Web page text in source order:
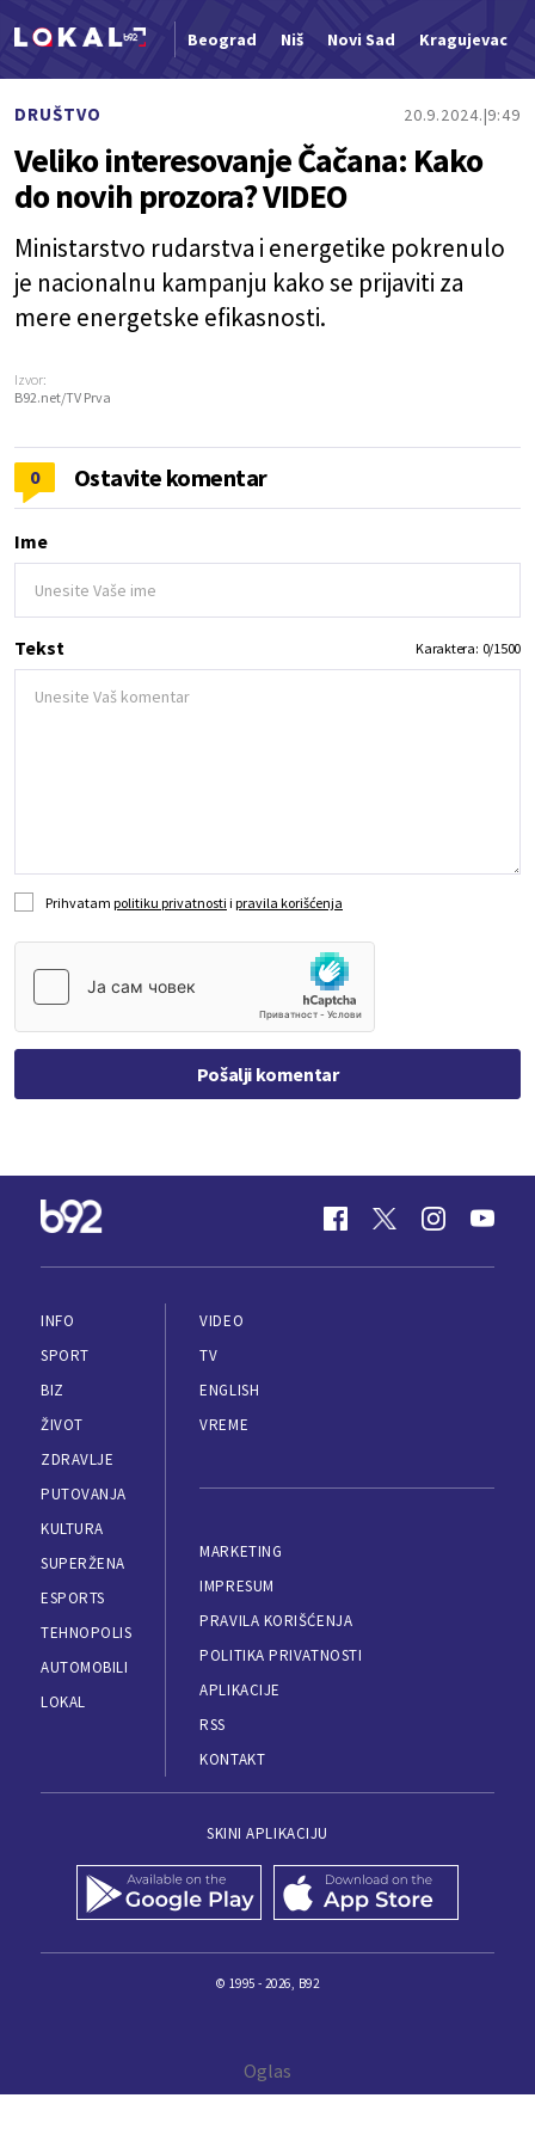
Beograd Niš Novi Sad Kragujevac
DRUŠTVO 20.9.2024. 9:49
Veliko interesovanje Čačana: Kako
do novih prozora? VIDEO
Ministarstvo rudarstva i energetike pokrenulo
je nacionalnu kampanju kako se prijaviti za
mere energetske efikasnosti.
Izvor:
B92.net/TV Prva
0 Ostavite komentar
Ime
Tekst Karaktera: 0/1500
Prihvatam politiku privatnosti i pravila korišćenja
Pošalji komentar
INFO
SPORT
BIZ
ŽIVOT
ZDRAVLJE
PUTOVANJA
KULTURA
SUPERŽENA
ESPORTS
TEHNOPOLIS
AUTOMOBILI
LOKAL
VIDEO
TV
ENGLISH
VREME
MARKETING
IMPRESUM
PRAVILA KORIŠĆENJA
POLITIKA PRIVATNOSTI
APLIKACIJE
RSS
KONTAKT
SKINI APLIKACIJU
© 1995 - 2026, B92